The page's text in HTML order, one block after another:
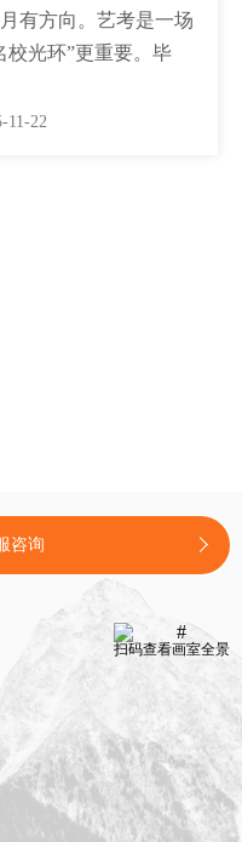
有方向。艺考是一场
校光环”更重要。毕
11-22
咨询
扫码查看画室全景